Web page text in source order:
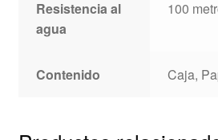
Resistencia al
agua
100
Contenido Caja,